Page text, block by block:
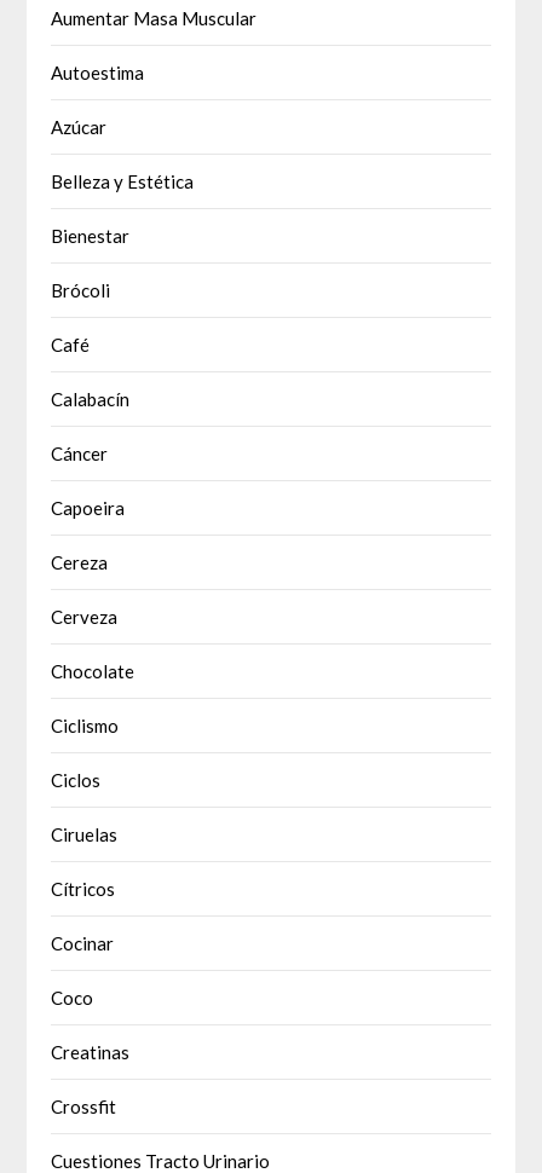
Aumentar Masa Muscular
Autoestima
Azúcar
Belleza y Estética
Bienestar
Brócoli
Café
Calabacín
Cáncer
Capoeira
Cereza
Cerveza
Chocolate
Ciclismo
Ciclos
Ciruelas
Cítricos
Cocinar
Coco
Creatinas
Crossfit
Cuestiones Tracto Urinario